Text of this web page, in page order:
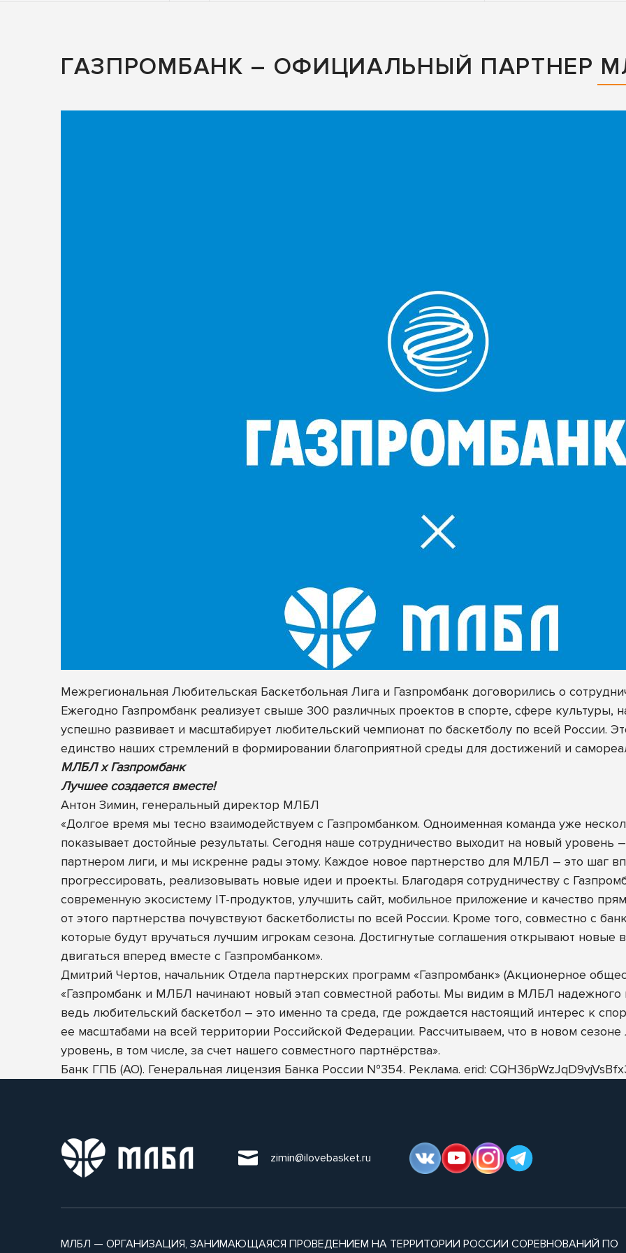
ГАЗПРОМБАНК – ОФИЦИАЛЬНЫЙ ПАРТНЕР
Межрегиональная Любительская Баскетбольная Лига и Газпромбанк договорились о
Ежегодно Газпромбанк реализует свыше 300 различных проектов в спорте, сфере культуры,
успешно развивает и масштабирует любительский чемпионат по баскетболу по всей России.
единство наших стремлений в формировании благоприятной среды для достижений и
МЛБЛ х Газпромбанк
Лучшее создается вместе!
Антон Зимин, генеральный директор МЛБЛ
«Долгое время мы тесно взаимодействуем с Газпромбанком. Одноименная команда уже
показывает достойные результаты. Сегодня наше сотрудничество выходит на новый уровень
партнером лиги, и мы искренне рады этому. Каждое новое партнерство для МЛБЛ – это шаг
прогрессировать, реализовывать новые идеи и проекты. Благодаря сотрудничеству с
современную экосистему IT-продуктов, улучшить сайт, мобильное приложение и качество
от этого партнерства почувствуют баскетболисты по всей России. Кроме того, совместно с
которые будут вручаться лучшим игрокам сезона. Достигнутые соглашения открывают
двигаться вперед вместе с Газпромбанком».
Дмитрий Чертов, начальник Отдела партнерских программ «Газпромбанк» (Акционерное
«Газпромбанк и МЛБЛ начинают новый этап совместной работы. Мы видим в МЛБЛ надежного
ведь любительский баскетбол – это именно та среда, где рождается настоящий интерес к
ее масштабами на всей территории Российской Федерации. Рассчитываем, что в новом
уровень, в том числе, за счет нашего совместного партнёрства».
Банк ГПБ (АО). Генеральная лицензия Банка России №354. Реклама. erid:
zimin@ilovebasket.ru
МЛБЛ — ОРГАНИЗАЦИЯ, ЗАНИМАЮЩАЯСЯ ПРОВЕДЕНИЕМ НА ТЕРРИТОРИИ РОССИИ СОРЕВНОВАНИЙ ПО